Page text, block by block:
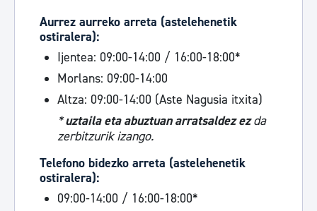
Aurrez aurreko arreta (astelehenetik
ostiralera):
Ijentea: 09:00-14:00 / 16:00-18:00*
Morlans: 09:00-14:00
Altza: 09:00-14:00 (Aste Nagusia itxita)
*uztaila eta abuztuan arratsaldez ezda
zerbitzurik izango.
Telefono bidezko arreta (astelehenetik
ostiralera):
09:00-14:00 / 16:00-18:00*